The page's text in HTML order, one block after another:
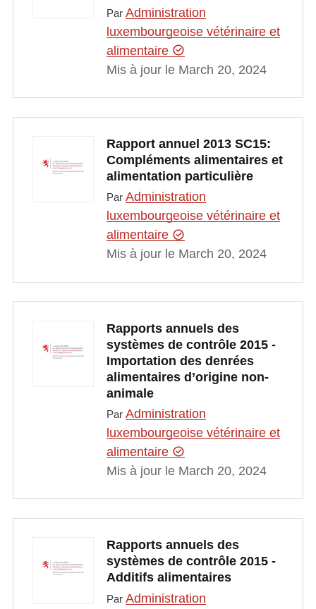
Par Administration
luxembourgeoise vétérinaire et
alimentaire
Mis à jour le March 20, 2024
Rapport annuel 2013 SC15:
Compléments alimentaires et
alimentation particulière
Par Administration
luxembourgeoise vétérinaire et
alimentaire
Mis à jour le March 20, 2024
Rapports annuels des
systèmes de contrôle 2015 -
Importation des denrées
alimentaires d’origine non-
animale
Par Administration
luxembourgeoise vétérinaire et
alimentaire
Mis à jour le March 20, 2024
Rapports annuels des
systèmes de contrôle 2015 -
Additifs alimentaires
Par Administration